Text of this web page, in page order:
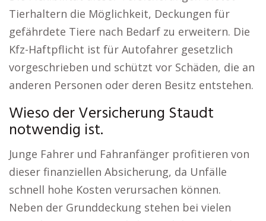
Tierhaltern die Möglichkeit, Deckungen für
gefährdete Tiere nach Bedarf zu erweitern. Die
Kfz-Haftpflicht ist für Autofahrer gesetzlich
vorgeschrieben und schützt vor Schäden, die an
anderen Personen oder deren Besitz entstehen.
Wieso der Versicherung Staudt
notwendig ist.
Junge Fahrer und Fahranfänger profitieren von
dieser finanziellen Absicherung, da Unfälle
schnell hohe Kosten verursachen können.
Neben der Grunddeckung stehen bei vielen